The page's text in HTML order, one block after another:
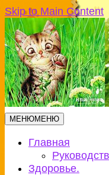
Skip to Main Content
МЕНЮМЕНЮ
Главная
Здоровье.